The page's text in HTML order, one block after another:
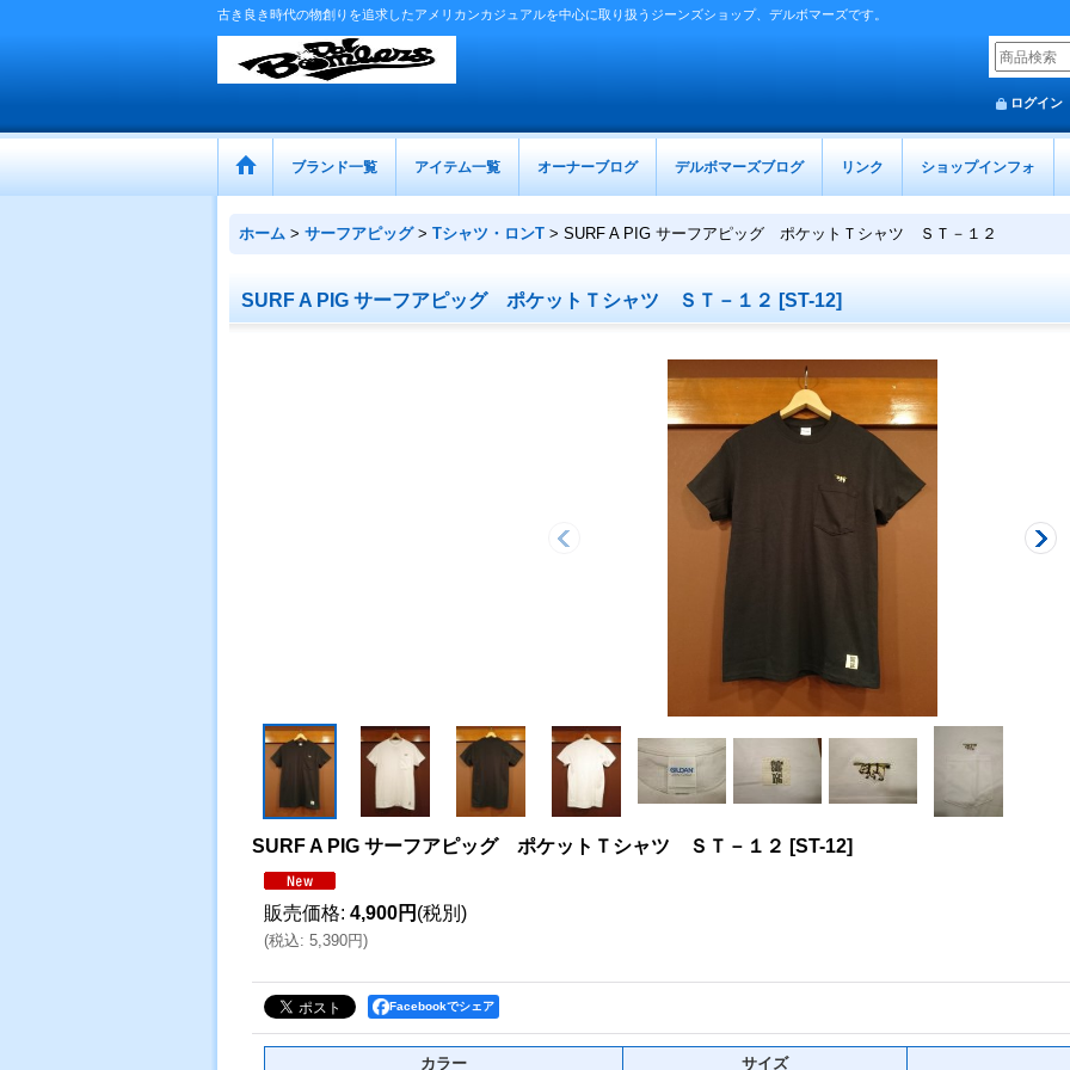
古き良き時代の物創りを追求したアメリカンカジュアルを中心に取り扱うジーンズショップ、デルボマーズです。
ログイン
ブランド一覧 アイテム一覧 オーナーブログ デルボマーズブログ リンク ショップインフォ
ホーム > サーフアピッグ > Tシャツ・ロンT > SURF A PIG サーフアピッグ ポケットＴシャツ ＳＴ－１２
SURF A PIG サーフアピッグ ポケットＴシャツ ＳＴ－１２ [ST-12]
SURF A PIG サーフアピッグ ポケットＴシャツ ＳＴ－１２ [ST-12]
販売価格: 4,900円 (税別)
(税込: 5,390円)
Facebookでシェア
カラー サイズ